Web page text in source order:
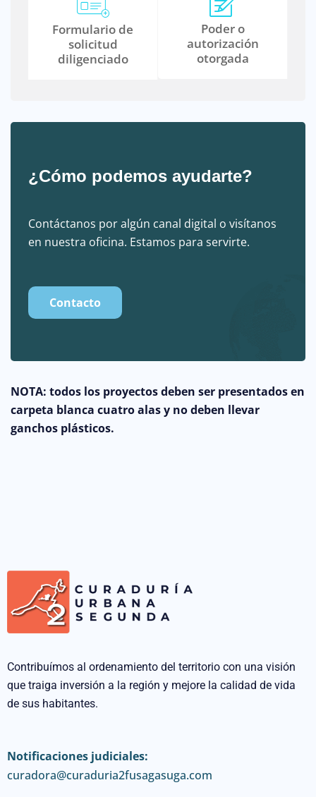
Formulario de
solicitud
diligenciado
Poder o
autorización
otorgada
¿Cómo podemos ayudarte?
Contáctanos por algún canal digital o visítanos
en nuestra oficina. Estamos para servirte.
Contacto
NOTA: todos los proyectos deben ser presentados en
carpeta blanca cuatro alas y no deben llevar
ganchos plásticos.
Contribuímos al ordenamiento del territorio con una visión
que traiga inversión a la región y mejore la calidad de vida
de sus habitantes.
Notificaciones judiciales:
curadora@curaduria2fusagasuga.com